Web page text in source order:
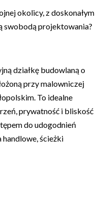
okolicy, z doskonałym
swobodą projektowania?
działkę budowlaną o
przy malowniczej
To idealne
prywatność i bliskość
do udogodnień
ścieżki